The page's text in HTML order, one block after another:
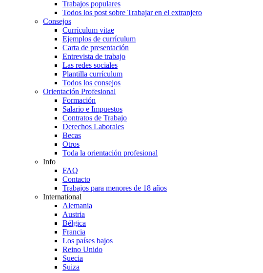
Trabajos populares
Todos los post sobre Trabajar en el extranjero
Consejos
Currículum vitae
Ejemplos de currículum
Carta de presentación
Entrevista de trabajo
Las redes sociales
Plantilla currículum
Todos los consejos
Orientación Profesional
Formación
Salario e Impuestos
Contratos de Trabajo
Derechos Laborales
Becas
Otros
Toda la orientación profesional
Info
FAQ
Contacto
Trabajos para menores de 18 años
International
Alemania
Austria
Bélgica
Francia
Los países bajos
Reino Unido
Suecia
Suiza